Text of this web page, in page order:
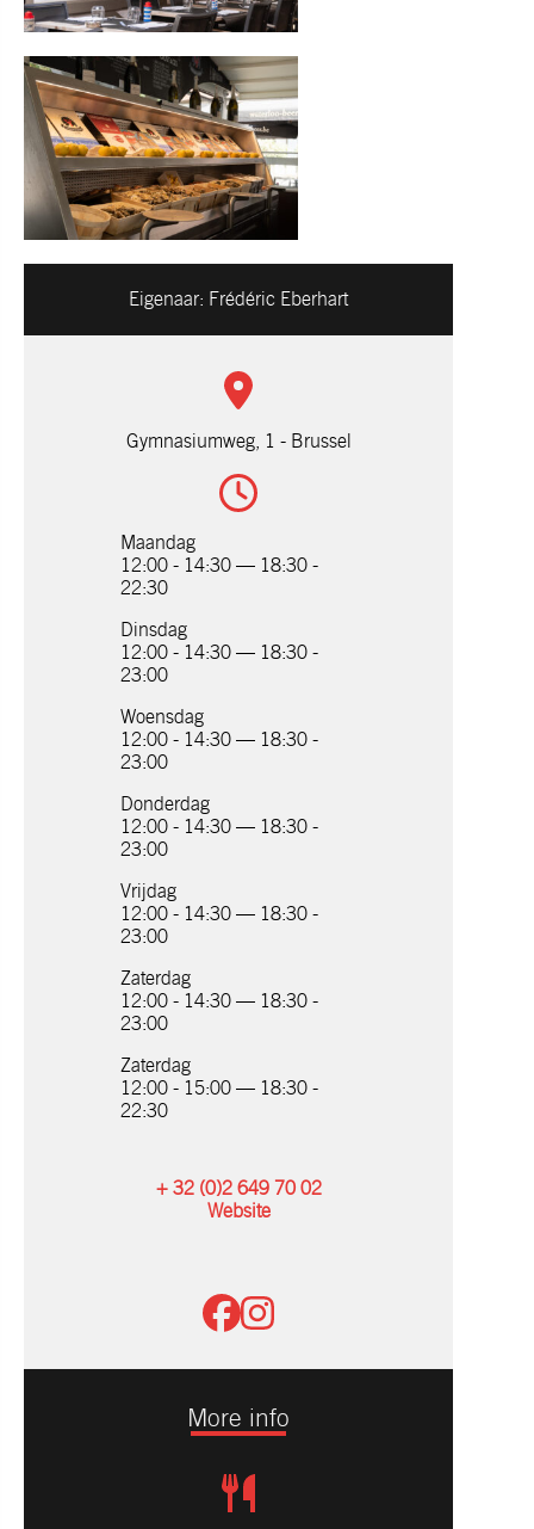
Eigenaar: Frédéric Eberhart
Gymnasiumweg, 1 - Brussel
Maandag
12:00 - 14:30 — 18:30 -
22:30
Dinsdag
12:00 - 14:30 — 18:30 -
23:00
Woensdag
12:00 - 14:30 — 18:30 -
23:00
Donderdag
12:00 - 14:30 — 18:30 -
23:00
Vrijdag
12:00 - 14:30 — 18:30 -
23:00
Zaterdag
12:00 - 14:30 — 18:30 -
23:00
Zaterdag
12:00 - 15:00 — 18:30 -
22:30
+ 32 (0)2 649 70 02
Website
More info